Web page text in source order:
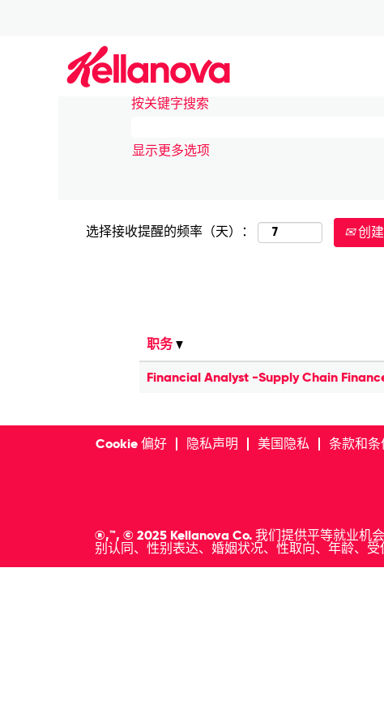
搜索结果：
按关键字搜索
显示更多选项
选择接收提醒的频率（天）： 创
职务
Financial Analyst -Supply Chain
Cookie 偏好 隐私声明 美国隐私 条款和条
®,™, © 2025 Kellanova Co. 我们提供平等就业机
别认同、性别表达、婚姻状况、性取向、年龄、